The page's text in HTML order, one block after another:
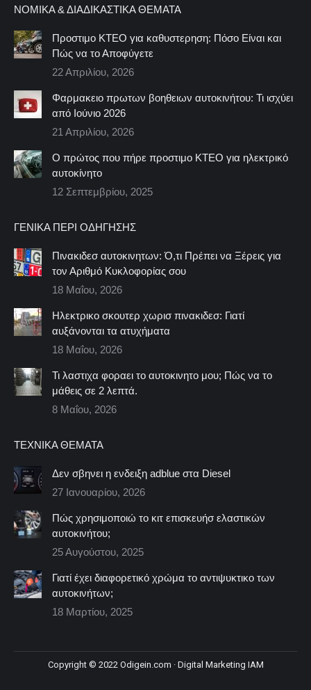
ΝΟΜΙΚΆ & ΔΙΑΔΙΚΑΣΤΙΚΆ ΘΈΜΑΤΑ
Προστιμο ΚΤΕΟ για καθυστερηση: Πόσο Είναι και
Πώς να το Αποφύγετε
22 Απριλίου, 2026
Φαρμακειο πρωτων βοηθειων αυτοκινήτου: Τι ισχύει
από Ιούνιο 2026
21 Απριλίου, 2026
Ο πρώτος που πήρε προστιμο ΚΤΕΟ για ηλεκτρικό
αυτοκίνητο
12 Σεπτεμβρίου, 2025
ΓΕΝΙΚΆ ΠΕΡΊ ΟΔΉΓΗΣΗΣ
Πινακιδεσ αυτοκινητων: Ό,τι Πρέπει να Ξέρεις για
τον Αριθμό Κυκλοφορίας σου
18 Μαΐου, 2026
Ηλεκτρικο σκουτερ χωρισ πινακιδεσ: Γιατί
αυξάνονται τα ατυχήματα
18 Μαΐου, 2026
Τι λαστιχα φοραει το αυτοκινητο μου; Πώς να το
μάθεις σε 2 λεπτά.
8 Μαΐου, 2026
ΤΕΧΝΙΚΆ ΘΈΜΑΤΑ
Δεν σβηνει η ενδειξη adblue στα Diesel
27 Ιανουαρίου, 2026
Πώς χρησιμοποιώ το κιτ επισκευήσ ελαστικών
αυτοκινήτου;
25 Αυγούστου, 2025
Γιατί έχει διαφορετικό χρώμα το αντιψυκτικο των
αυτοκινήτων;
18 Μαρτίου, 2025
Copyright © 2022 Odigein.com · Digital Marketing IAM